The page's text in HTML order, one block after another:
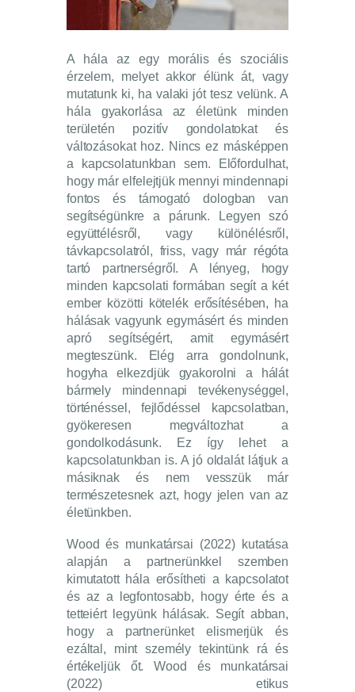
Kapcsolat
Információk
A hála az egy morális és szociális
érzelem, melyet akkor élünk át, vagy
mutatunk ki, ha valaki jót tesz velünk. A
hála gyakorlása az életünk minden
területén pozitív gondolatokat és
változásokat hoz. Nincs ez másképpen
a kapcsolatunkban sem. Előfordulhat,
hogy már elfelejtjük mennyi mindennapi
fontos és támogató dologban van
segítségünkre a párunk. Legyen szó
együttélésről, vagy különélésről,
távkapcsolatról, friss, vagy már régóta
tartó partnerségről. A lényeg, hogy
minden kapcsolati formában segít a két
ember közötti kötelék erősítésében, ha
hálásak vagyunk egymásért és minden
apró segítségért, amit egymásért
megteszünk. Elég arra gondolnunk,
hogyha elkezdjük gyakorolni a hálát
bármely mindennapi tevékenységgel,
történéssel, fejlődéssel kapcsolatban,
gyökeresen megváltozhat a
gondolkodásunk. Ez így lehet a
kapcsolatunkban is. A jó oldalát látjuk a
másiknak és nem vesszük már
természetesnek azt, hogy jelen van az
életünkben.
Wood és munkatársai (2022) kutatása
alapján a partnerünkkel szemben
kimutatott hála erősítheti a kapcsolatot
és az a legfontosabb, hogy érte és a
tetteiért legyünk hálásak. Segít abban,
hogy a partnerünket elismerjük és
ezáltal, mint személy tekintünk rá és
értékeljük őt. Wood és munkatársai
(2022) etikus